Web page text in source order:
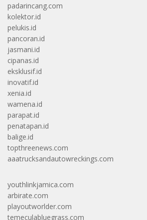
padarincang.com
kolektor.id
pelukis.id
pancoran.id
jasmani.id
cipanas.id
eksklusif.id
inovatif.id
xenia.id
wamena.id
parapat.id
penatapan.id
balige.id
topthreenews.com
aaatrucksandautowreckings.com
youthlinkjamica.com
arbirate.com
playoutworlder.com
temeculabluegrass.com